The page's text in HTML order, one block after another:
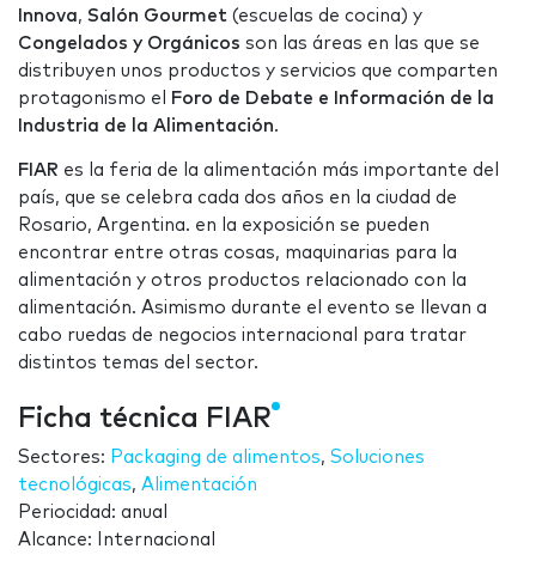
Innova, Salón Gourmet (escuelas de cocina) y
Congelados y Orgánicos son las áreas en las que se
distribuyen unos productos y servicios que comparten
protagonismo el
Foro de Debate e Información de la
Industria de la Alimentación.
FIAR es la feria de la alimentación más importante del
país, que se celebra cada dos años en la ciudad de
Rosario, Argentina. en la exposición se pueden
encontrar entre otras cosas, maquinarias para la
alimentación y otros productos relacionado con la
alimentación. Asimismo durante el evento se llevan a
cabo ruedas de negocios internacional para tratar
distintos temas del sector.
Ficha técnica FIAR
Sectores: Packaging de alimentos, Soluciones
tecnológicas, Alimentación
Periocidad: anual
Alcance: Internacional